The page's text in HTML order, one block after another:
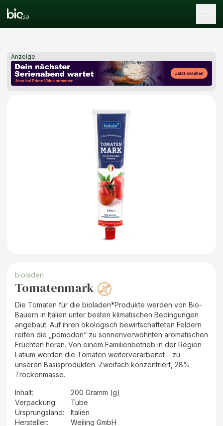
Anzeige
bioladen
Tomatenmark
Die Tomaten für die bioladen*Produkte werden von Bio-
Bauern in Italien unter besten klimatischen Bedingungen
angebaut. Auf ihren ökologisch bewirtschafteten Feldern
reifen die „pomodori“ zu sonnenverwöhnten aromatischen
Früchten heran. Von einem Familienbetrieb in der Region
Latium werden die Tomaten weiterverarbeitet – zu
unseren Basisprodukten. Zweifach konzentriert, 28%
Trockenmasse.
Inhalt:
200 Gramm (g)
Verpackung:
Tube
Ursprungsland:
Italien
Hersteller: Weiling GmbH